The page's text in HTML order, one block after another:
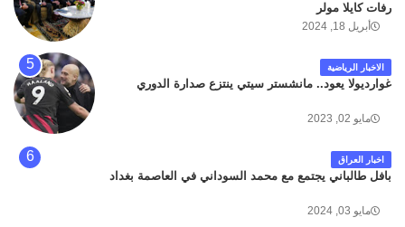
رفات كايلا مولر
أبريل 18, 2024
الاخبار الرياضية
غوارديولا يعود.. مانشستر سيتي ينتزع صدارة الدوري
مايو 02, 2023
اخبار العراق
بافل طالباني يجتمع مع محمد السوداني في العاصمة بغداد
مايو 03, 2024